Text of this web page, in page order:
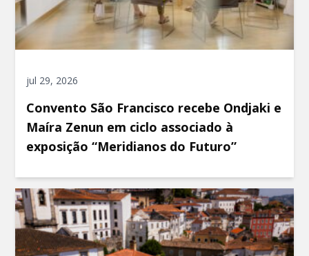
jul 29, 2026
Convento São Francisco recebe Ondjaki e
Maíra Zenun em ciclo associado à
exposição “Meridianos do Futuro”